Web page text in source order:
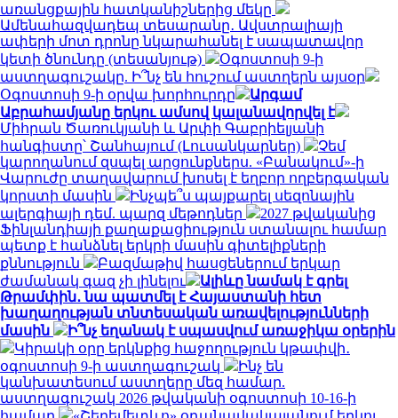
առանցքային հատկանիշներից մեկը
Ամենահազվադեպ տեսարանը․ Ավստրալիայի
ափերի մոտ դրոնը նկարահանել է սապատավոր
կետի ծնունդը (տեսանյութ)
Օգոստոսի 9-ի
աստղագուշակը. Ի՞նչ են հուշում աստղերն այսօր
Օգոստոսի 9-ի օրվա խորհուրդը
Արգամ
Աբրահամյանը երկու ամսով կալանավորվել է
Միհրան Ծառուկյանի և Արփի Գաբրիելյանի
հանգիստը՝ Շանհայում (Լուսանկարներ)
Չեմ
կարողանում զսպել արցունքներս. «Բանակում»-ի
Վարուժը տաղավարում խոսել է եղբոր ողբերգական
կորստի մասին
Ինչպե՞ս պայքարել սեզոնային
ալերգիայի դեմ. պարզ մեթոդներ
2027 թվականից
Ֆինլանդիայի քաղաքացիություն ստանալու համար
պետք է հանձնել երկրի մասին գիտելիքների
քննություն
Բազմաթիվ հասցեներում երկար
ժամանակ գազ չի լինելու
Ալիևը նամակ է գրել
Թրամփին․ նա պատմել է Հայաստանի հետ
խաղաղության տնտեսական առավելությունների
մասին
Ի՞նչ եղանակ է սպասվում առաջիկա օրերին
Կիրակի օրը երկնքից հաջողություն կթափվի․
օգոստոսի 9-ի աստղագուշակ
Ինչ են
կանխատեսում աստղերը մեզ համար.
աստղագուշակ 2026 թվականի օգոստոսի 10-16-ի